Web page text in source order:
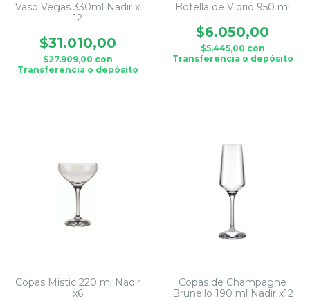
Vaso Vegas 330ml Nadir x
12
$31.010,00
$27.909,00 con
Transferencia o depósito
Botella de Vidrio 950 ml
$6.050,00
$5.445,00 con
Transferencia o depósito
Copas Mistic 220 ml Nadir
x6
Copas de Champagne
Brunello 190 ml Nadir x12